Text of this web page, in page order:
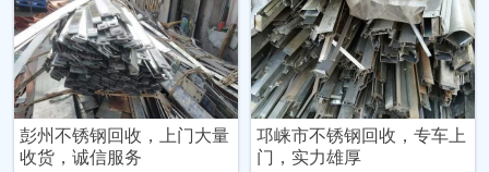
彭州不锈钢回收，上门大量
收货，诚信服务
邛崃市不锈钢回收，专车上
门，实力雄厚